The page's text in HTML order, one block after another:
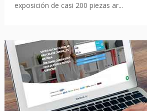
exposición de casi 200 piezas ar...